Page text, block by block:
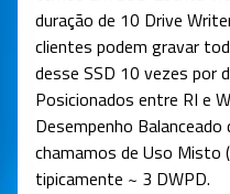
duração de 10 Drive
clientes podem gravar
desse SSD 10 vezes por
Posicionados entre RI e
Desempenho
chamamos de Uso Misto
tipicamente ~ 3 DWPD.